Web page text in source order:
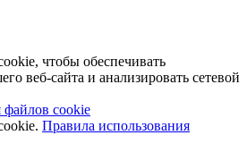
чтобы обеспечивать
веб-сайта и анализировать сетевой
файлов cookie
Правила использования